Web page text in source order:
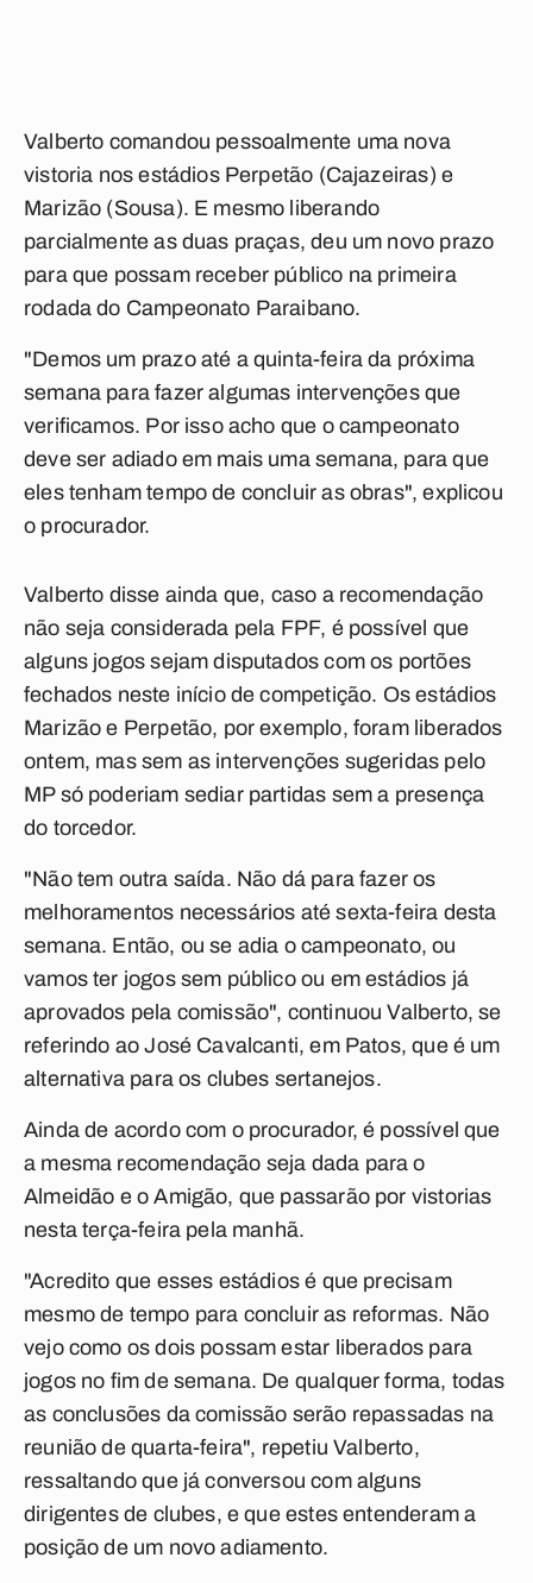
Valberto comandou pessoalmente uma nova
vistoria nos estádios Perpetão (Cajazeiras) e
Marizão (Sousa). E mesmo liberando
parcialmente as duas praças, deu um novo prazo
para que possam receber público na primeira
rodada do Campeonato Paraibano.
"Demos um prazo até a quinta-feira da próxima
semana para fazer algumas intervenções que
verificamos. Por isso acho que o campeonato
deve ser adiado em mais uma semana, para que
eles tenham tempo de concluir as obras", explicou
o procurador.
Valberto disse ainda que, caso a recomendação
não seja considerada pela FPF, é possível que
alguns jogos sejam disputados com os portões
fechados neste início de competição. Os estádios
Marizão e Perpetão, por exemplo, foram liberados
ontem, mas sem as intervenções sugeridas pelo
MP só poderiam sediar partidas sem a presença
do torcedor.
"Não tem outra saída. Não dá para fazer os
melhoramentos necessários até sexta-feira desta
semana. Então, ou se adia o campeonato, ou
vamos ter jogos sem público ou em estádios já
aprovados pela comissão", continuou Valberto, se
referindo ao José Cavalcanti, em Patos, que é um
alternativa para os clubes sertanejos.
Ainda de acordo com o procurador, é possível que
a mesma recomendação seja dada para o
Almeidão e o Amigão, que passarão por vistorias
nesta terça-feira pela manhã.
"Acredito que esses estádios é que precisam
mesmo de tempo para concluir as reformas. Não
vejo como os dois possam estar liberados para
jogos no fim de semana. De qualquer forma, todas
as conclusões da comissão serão repassadas na
reunião de quarta-feira", repetiu Valberto,
ressaltando que já conversou com alguns
dirigentes de clubes, e que estes entenderam a
posição de um novo adiamento.